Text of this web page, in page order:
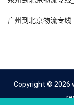
广州到北京物流专线
Copyright © 2026